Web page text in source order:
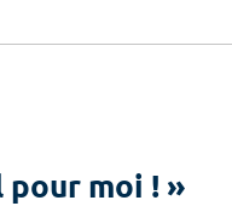
pour moi ! »